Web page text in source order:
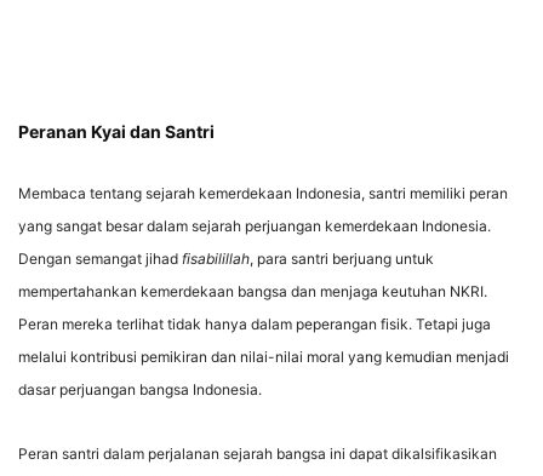
Peranan Kyai dan Santri
Membaca tentang sejarah kemerdekaan Indonesia, santri memiliki peran
yang sangat besar dalam sejarah perjuangan kemerdekaan Indonesia.
Dengan semangat jihad fisabilillah, para santri berjuang untuk
mempertahankan kemerdekaan bangsa dan menjaga keutuhan NKRI.
Peran mereka terlihat tidak hanya dalam peperangan fisik. Tetapi juga
melalui kontribusi pemikiran dan nilai-nilai moral yang kemudian menjadi
dasar perjuangan bangsa Indonesia.
Peran santri dalam perjalanan sejarah bangsa ini dapat dikalsifikasikan